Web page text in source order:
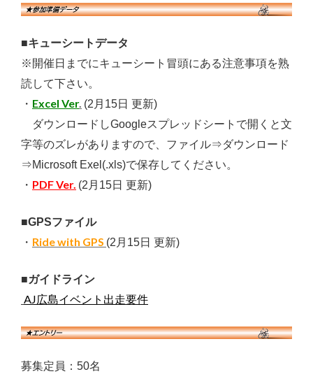
■キューシートデータ
※開催日までにキューシート冒頭にある注意事項を熟
読して下さい。
・ Excel Ver. (2月15日 更新)
ダウンロードしGoogleスプレッドシートで開くと文
字等のズレがありますので、ファイル⇒ダウンロード
⇒Microsoft Exel(.xls)で保存してください。
・ PDF Ver. (2月15日 更新)
■GPSファイル
・ Ride with GPS (2 月15日 更新)
■ガイドライン
AJ広島イベント出走要件
募集定員：50名